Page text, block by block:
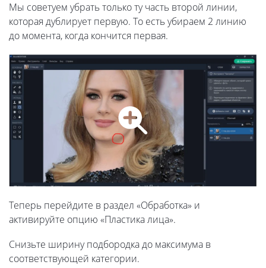
Мы советуем убрать только ту часть второй линии,
которая дублирует первую. То есть убираем 2 линию
до момента, когда кончится первая.
Теперь перейдите в раздел «Обработка» и
активируйте опцию «Пластика лица».
Снизьте ширину подбородка до максимума в
соответствующей категории.